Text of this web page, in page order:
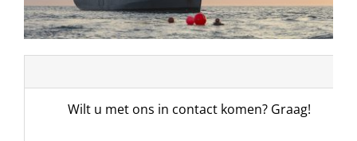
Wilt u met ons in contact komen? Graag!